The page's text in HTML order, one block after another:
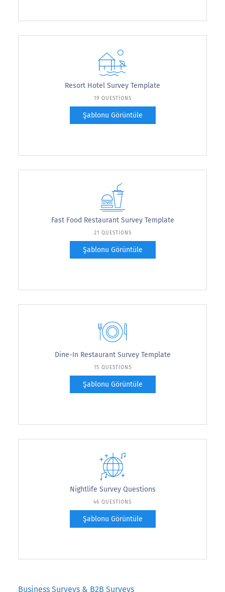
Resort Hotel Survey Template
19 QUESTIONS
Şablonu Görüntüle
Fast Food Restaurant Survey Template
21 QUESTIONS
Şablonu Görüntüle
Dine-In Restaurant Survey Template
15 QUESTIONS
Şablonu Görüntüle
Nightlife Survey Questions
46 QUESTIONS
Şablonu Görüntüle
Business Surveys & B2B Surveys